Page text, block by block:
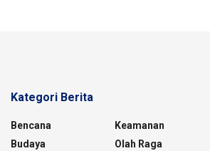
Kategori Berita
Bencana
Budaya
Keamanan
Olah Raga